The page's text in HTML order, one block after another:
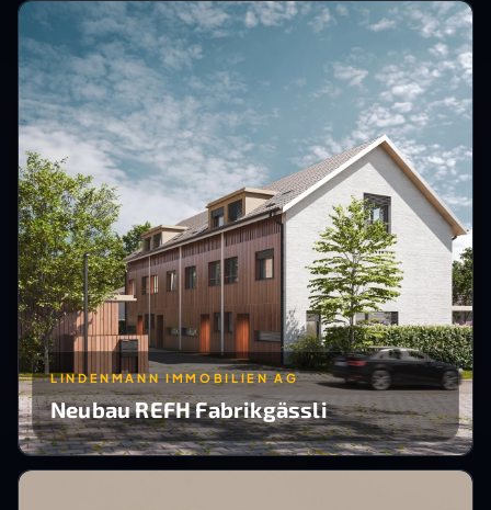
LINDENMANN IMMOBILIEN AG
Neubau REFH Fabrikgässli